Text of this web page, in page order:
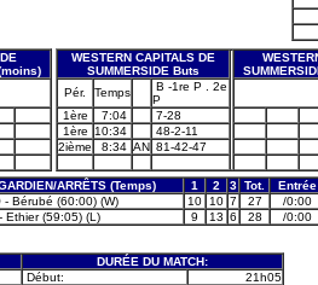
WESTERN CAPITALS DE
SUMMERSIDE Buts
Pér.
Temps
B -1re P . 2e
P
1ère
7:04
7-28
1ère
10:34
48-2-11
2ième
8:34 AN 81-42-47
ARRÊTS (Temps) 1 2 3 Tot. Entrée
- Bérubé (60:00) (W)
10 10 7 27 /0:00
Ethier (59:05) (L)
9 13 6 28 /0:00
DURÉE DU MATCH:
Début:
21h05